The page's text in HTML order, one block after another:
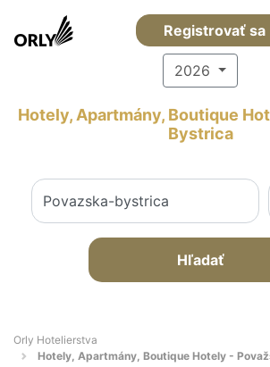
Registrovať sa
2026
Hotely, Apartmány, Boutique
Bystrica
Hľadať
Orly Hotelierstva
Hotely, Apartmány, Boutique Hotely -